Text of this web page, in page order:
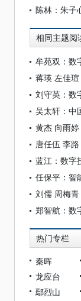
相同主题阅
刘守英：数
热门专栏
秦晖
龙应台
鄢烈山